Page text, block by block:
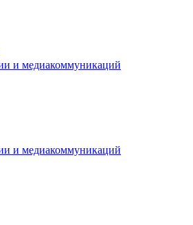
и медиакоммуникаций
и медиакоммуникаций